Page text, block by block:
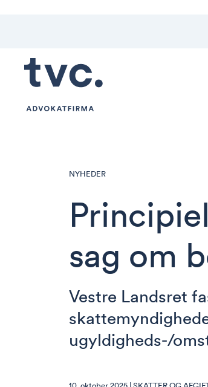
NYHEDER
sag om
Vestre Landsret
ugyldigheds-/